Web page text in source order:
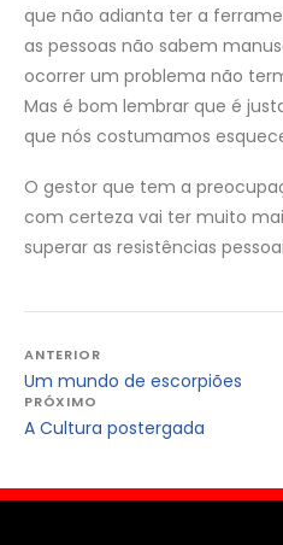
que não adianta ter a
as pessoas não sabem
ocorrer um problema não
Mas é bom lembrar que é
que nós costumamos
O gestor que tem a
com certeza vai ter muito
superar as resistências
Navegação
de
Post
ANTERIOR
Um mundo de escorpiões
PRÓXIMO
A Cultura postergada